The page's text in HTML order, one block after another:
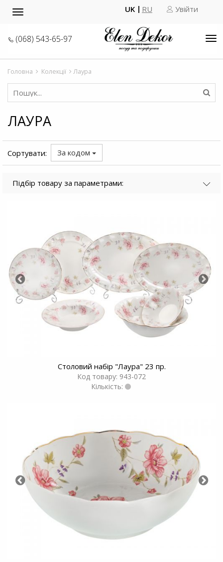
Toggle
UK RU Увійти
(068) 543-65-97
Головна Колекції Лаура
ЛАУРА
Сортувати: За кодом
Підбір товару за параметрами:
Столовий набір "Лаура" 23 пр.
Код товару: 943-072
Кількість: